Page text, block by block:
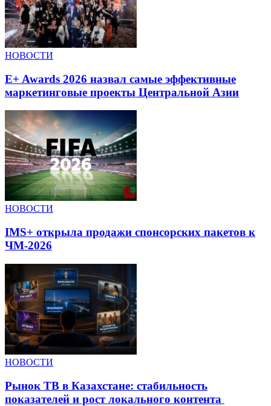
НОВОСТИ
E+ Awards 2026 назвал самые эффективные
маркетинговые проекты Центральной Азии
НОВОСТИ
IMS+ открыла продажи спонсорских пакетов к
ЧМ-2026
НОВОСТИ
Рынок ТВ в Казахстане: стабильность
показателей и рост локального контента